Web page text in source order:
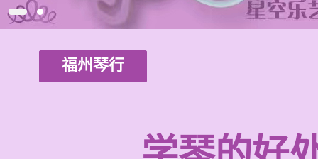
福州琴行